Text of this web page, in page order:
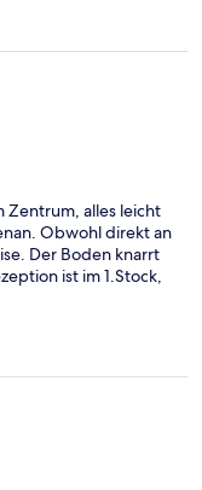
Zentrum, alles leicht
Obwohl direkt an
Der Boden knarrt
ist im 1.Stock,